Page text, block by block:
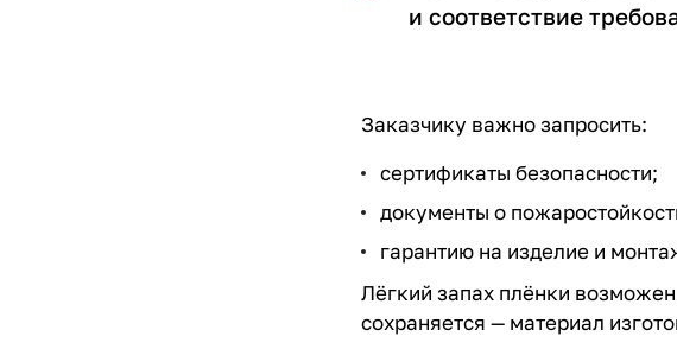
и соответствие
Заказчику важно запросить:
сертификаты безопасности;
документы о
гарантию на изделие и
Лёгкий запах плёнки
сохраняется — материал